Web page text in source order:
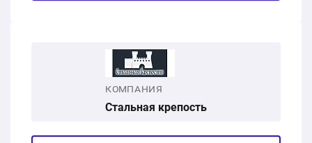
КОМПАНИЯ
Стальная крепость